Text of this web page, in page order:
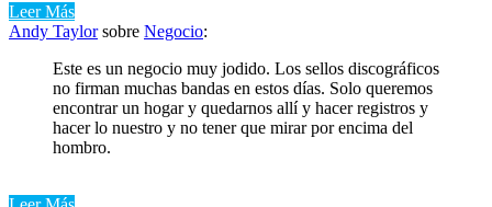
Leer Más
Andy Taylorsobre Negocio:
Este es un negocio muy jodido. Los sellos discográficos
no firman muchas bandas en estos días. Solo queremos
encontrar un hogar y quedarnos allí y hacer registros y
hacer lo nuestro y no tener que mirar por encima del
hombro.